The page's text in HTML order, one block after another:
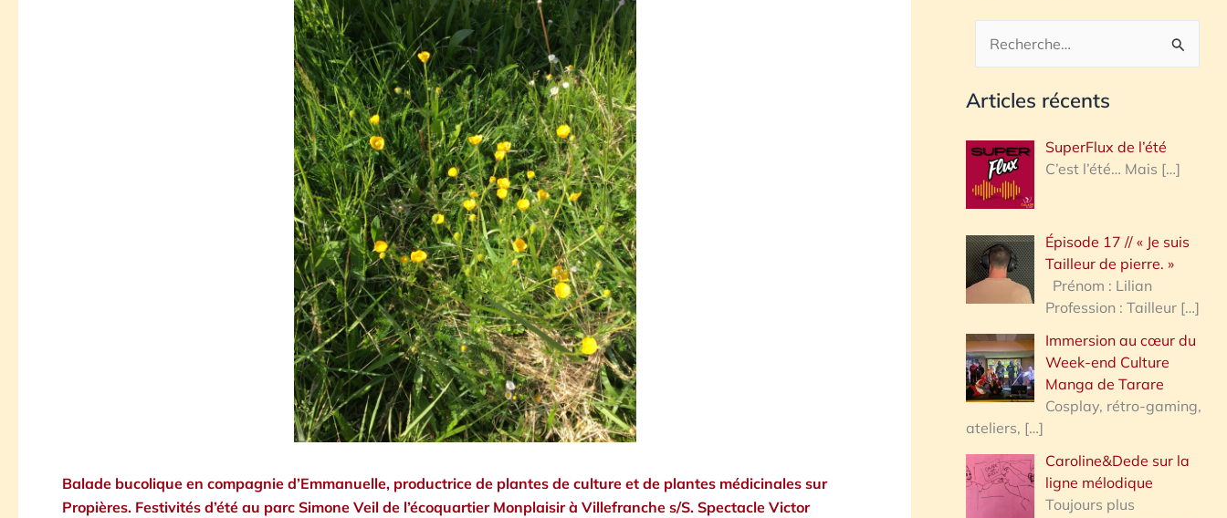
Balade bucolique en compagnie d’Emmanuelle, productrice de plantes de culture et de plantes médicinales sur
Propières. Festivités d’été au parc Simone Veil de l’écoquartier Monplaisir à Villefranche s/S. Spectacle Victor
c
h
r
h
e
:
Articles récents
SuperFlux de l’été
C’est l’été… Mais […]
Épisode 17 // « Je suis
Tailleur de pierre. »
Prénom : Lilian
Profession : Tailleur […]
Immersion au cœur du
Week-end Culture
Manga de Tarare
Cosplay, rétro-gaming,
ateliers, […]
Caroline&Dede sur la
ligne mélodique
Toujours plus